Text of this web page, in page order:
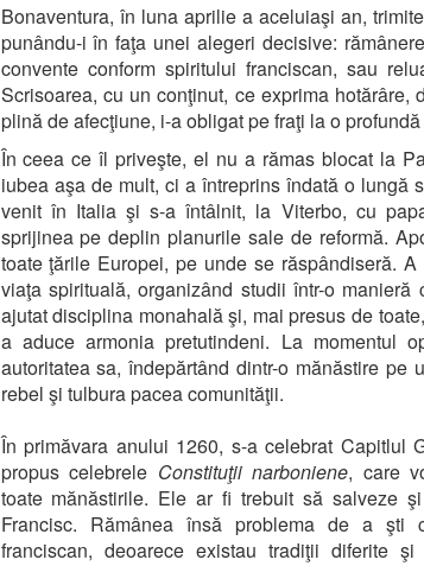
Bonaventura, în luna aprilie a aceluiaşi an,
punându-i în faţa unei alegeri decisive:
convente conform spiritului franciscan, sau
Scrisoarea, cu un conţinut, ce exprima hotărâre,
plină de afecţiune, i-a obligat pe fraţi la o
În ceea ce îl priveşte, el nu a rămas blocat la
iubea aşa de mult, ci a întreprins îndată o lungă
venit în Italia şi s-a întâlnit, la Viterbo, cu
sprijinea pe deplin planurile sale de reformă.
toate ţările Europei, pe unde se răspândiseră.
viaţa spirituală, organizând studii într-o
ajutat disciplina monahală şi, mai presus de
a aduce armonia pretutindeni. La momentul
autoritatea sa, îndepărtând dintr-o mănăstire pe
rebel şi tulbura pacea comunităţii.
În primăvara anului 1260, s-a celebrat Capitlul
propus celebrele Constituţii narboniene, care
toate mănăstirile. Ele ar fi trebuit să salveze
Francisc. Rămânea însă problema de a şti
franciscan, deoarece existau tradiţii diferite